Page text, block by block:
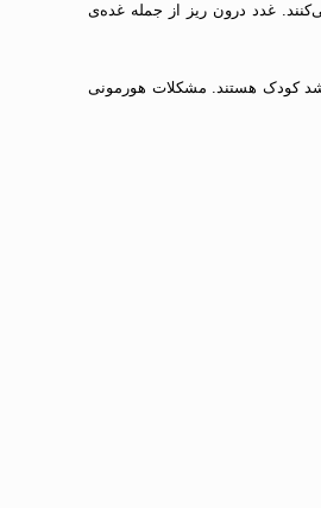
غدد درون ریز از جمله غده‌ی
کودک هستند. مشکلات هورمونی